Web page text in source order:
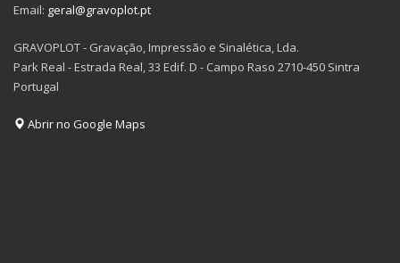
Email: geral@gravoplot.pt
GRAVOPLOT - Gravação, Impressão e Sinalética, Lda.
Park Real - Estrada Real, 33 Edif. D - Campo Raso 2710-450 Sintra
Portugal
Abrir no Google Maps